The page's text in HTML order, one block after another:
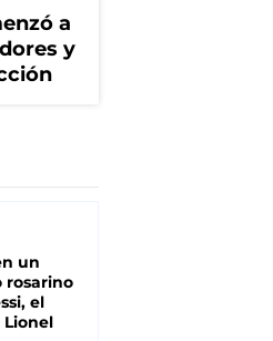
a
y
un
rosarino
el
Lionel